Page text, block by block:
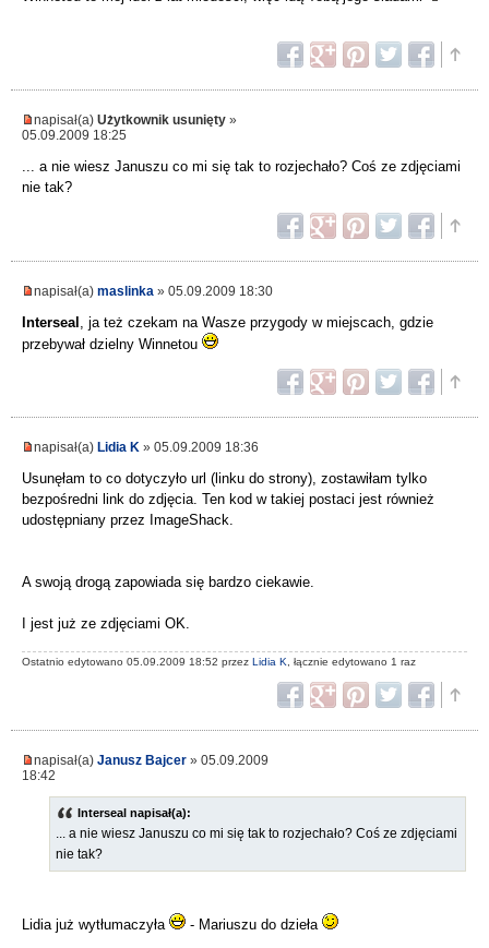
napisał(a) Użytkownik usunięty »
05.09.2009 18:25
... a nie wiesz Januszu co mi się tak to rozjechało? Coś ze zdjęciami
nie tak?
napisał(a) maslinka » 05.09.2009 18:30
Interseal , ja też czekam na Wasze przygody w miejscach, gdzie
przebywał dzielny Winnetou
napisał(a) Lidia K » 05.09.2009 18:36
Usunęłam to co dotyczyło url (linku do strony), zostawiłam tylko
bezpośredni link do zdjęcia. Ten kod w takiej postaci jest również
udostępniany przez ImageShack.
A swoją drogą zapowiada się bardzo ciekawie.
I jest już ze zdjęciami OK.
Ostatnio edytowano 05.09.2009 18:52 przez Lidia K, łącznie edytowano 1 raz
napisał(a) Janusz Bajcer » 05.09.2009
18:42
Interseal napisał(a):
... a nie wiesz Januszu co mi się tak to rozjechało? Coś ze zdjęciami
nie tak?
Lidia już wytłumaczyła - Mariuszu do dzieła